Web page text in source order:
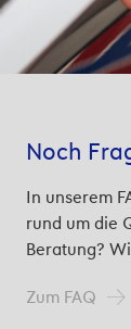
Noch
In unserem
rund um die
Beratung?
Zum FAQ